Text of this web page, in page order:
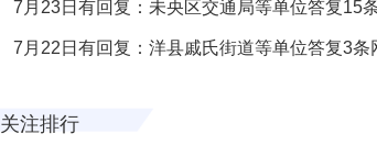
7月23日有回复：未央区交通局等单位答复15条网民
7月22日有回复：洋县戚氏街道等单位答复3条网民
关注排行